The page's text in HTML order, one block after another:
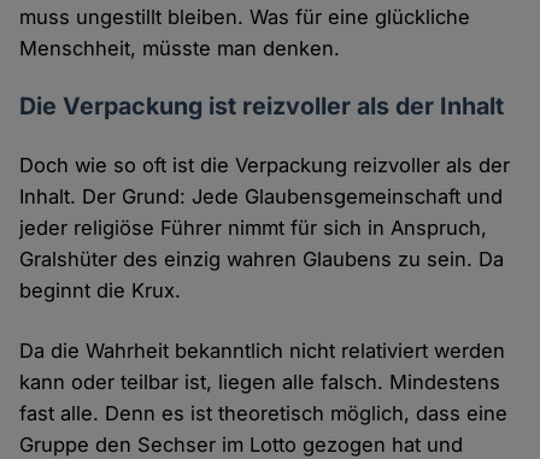
muss ungestillt bleiben. Was für eine glückliche
Menschheit, müsste man denken.
Die Verpackung ist reizvoller als der Inhalt
Doch wie so oft ist die Verpackung reizvoller als der
Inhalt. Der Grund: Jede Glaubensgemeinschaft und
jeder religiöse Führer nimmt für sich in Anspruch,
Gralshüter des einzig wahren Glaubens zu sein. Da
beginnt die Krux.
Da die Wahrheit bekanntlich nicht relativiert werden
kann oder teilbar ist, liegen alle falsch. Mindestens
fast alle. Denn es ist theoretisch möglich, dass eine
Gruppe den Sechser im Lotto gezogen hat und